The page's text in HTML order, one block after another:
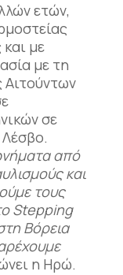
ετών,
με
με τη
Αιτούντων
σε
Λέσβο.
από
και
τους
Stepping
Βόρεια
η Ηρώ.